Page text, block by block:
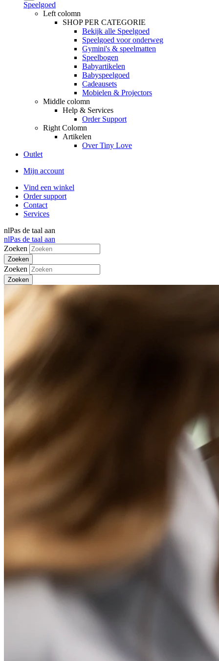
Speelgoed
Left colomn
SHOP PER CATEGORIE
Bekijk alle Speelgoed
Speelgoed voor onderweg
Gymini's & speelmatten
Speelbogen
Babyartikelen
Babyspeelgoed
Cadeausets
Mobielen & Projectors
Middle colomn
Help & Services
Order Support
Right Colomn
Artikelen
Over Tiny Love
Outlet
Mijn account
Vind een winkel
Order support
Contact
Services
nlPas de taal aan
nlPas de taal aan
Zoeken
Zoeken